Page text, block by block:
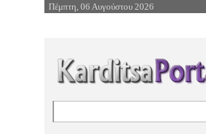
Επιστροφή στην Πλοήγηση
Πέμπτη, 06 Αυγούστου 2026